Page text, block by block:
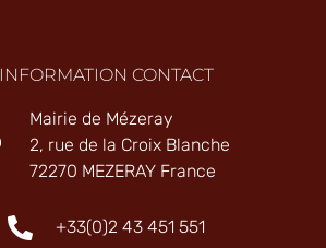
INFORMATION CONTACT
Mairie de Mézeray
2, rue de la Croix Blanche
72270 MEZERAY France
+33(0)2 43 451 551